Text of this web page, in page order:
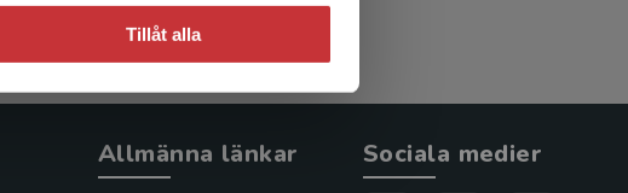
Tillåt alla
Allmänna länkar Sociala medier